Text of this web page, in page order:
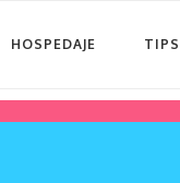
HOSPEDAJE TIPS